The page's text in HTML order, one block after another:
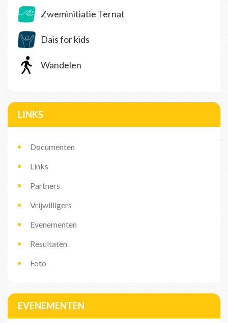
Zweminitiatie Ternat
Dais for kids
Wandelen
LINKS
Documenten
Links
Partners
Vrijwilligers
Evenementen
Resultaten
Foto
EVENEMENTEN